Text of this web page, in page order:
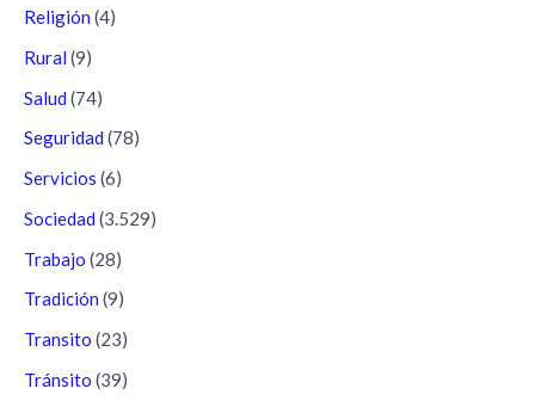
Religión (4)
Rural (9)
Salud (74)
Seguridad (78)
Servicios (6)
Sociedad (3.529)
Trabajo (28)
Tradición (9)
Transito (23)
Tránsito (39)